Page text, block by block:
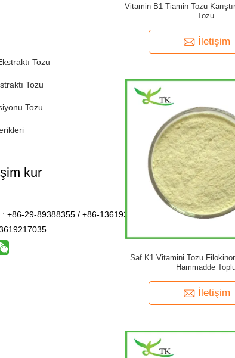
Tozu
Tozu
Tozu
kur
: +86-29-89388355 / +86-13619217035
Vitamin B1 Tiamin Tozu
Tozu
İletişim
Saf K1 Vitamini Tozu
Hammadde
İletişim